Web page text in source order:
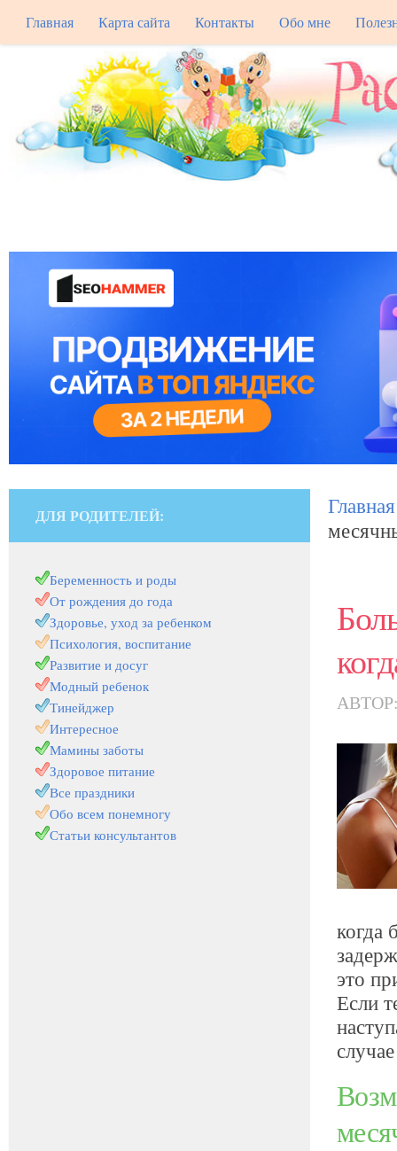
Главная Карта сайта Контакты Обо мне
Главная
когда
это
Если
ДЛЯ РОДИТЕЛЕЙ:
Беременность и роды
От рождения до года
Здоровье, уход за ребенком
Психология, воспитание
Развитие и досуг
Модный ребенок
Тинейджер
Интересное
Мамины заботы
Здоровое питание
Все праздники
Обо всем понемногу
Статьи консультантов